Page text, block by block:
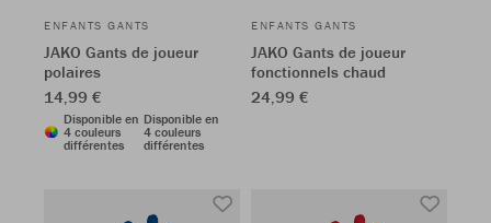
ENFANTS GANTS
JAKO Gants de joueur
polaires
14,99 €
Disponible en
4 couleurs
différentes
Disponible en
4 couleurs
différentes
ENFANTS GANTS
JAKO Gants de joueur
fonctionnels chaud
24,99 €